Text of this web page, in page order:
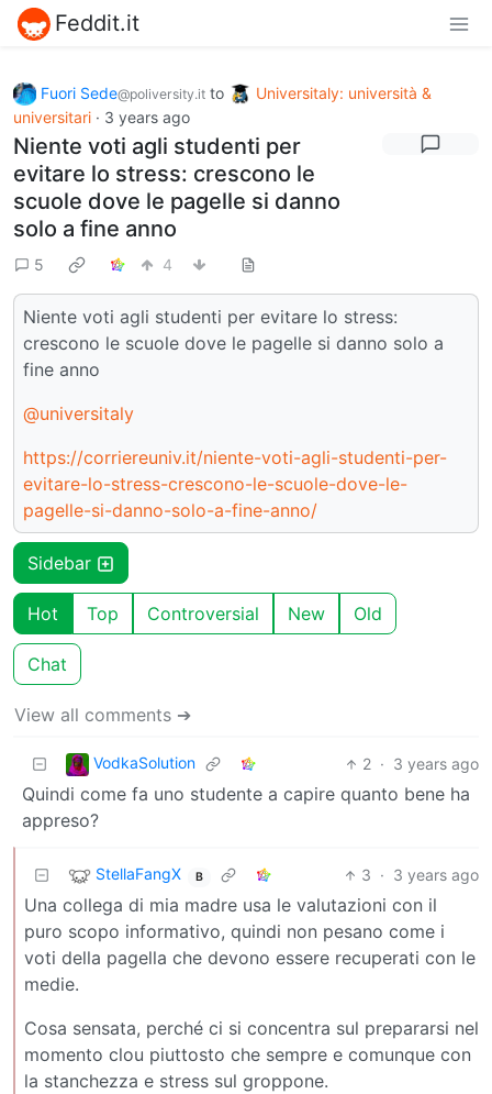
Feddit.it
Fuori Sede@poliversity.it to
Universitaly: università &
universitari · 3 years ago
Niente voti agli studenti per
evitare lo stress: crescono le
scuole dove le pagelle si danno
solo a fine anno
5 4
Niente voti agli studenti per evitare lo stress:
crescono le scuole dove le pagelle si danno solo a
fine anno
@universitaly
https://corriereuniv.it/niente-voti-agli-studenti-per-
evitare-lo-stress-crescono-le-scuole-dove-le-
pagelle-si-danno-solo-a-fine-anno/
Sidebar
Hot Top Controversial New Old
Chat
View all comments ➔
VodkaSolution 2 · 3 years ago
Quindi come fa uno studente a capire quanto bene ha
appreso?
StellaFangX B 3 · 3 years ago
Una collega di mia madre usa le valutazioni con il
puro scopo informativo, quindi non pesano come i
voti della pagella che devono essere recuperati con le
medie.
Cosa sensata, perché ci si concentra sul prepararsi nel
momento clou piuttosto che sempre e comunque con
la stanchezza e stress sul groppone.